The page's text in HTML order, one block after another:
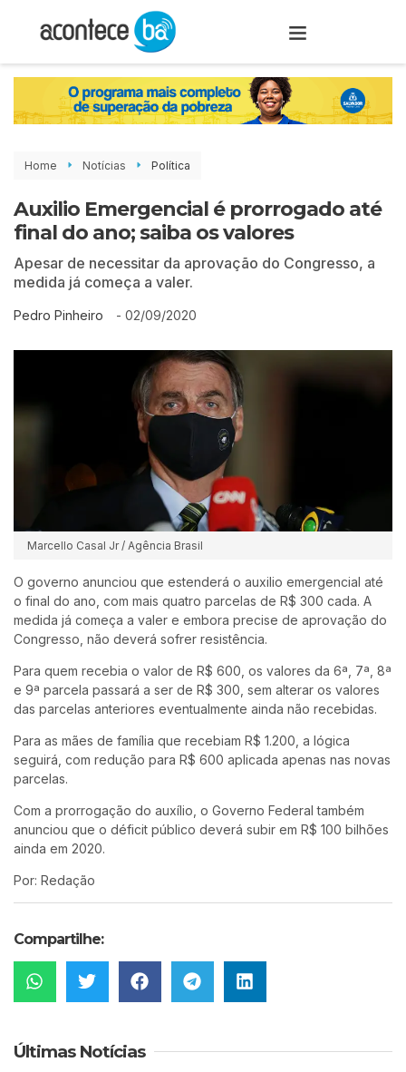
Home Notícias Política
Auxilio Emergencial é prorrogado até
final do ano; saiba os valores
Apesar de necessitar da aprovação do Congresso, a
medida já começa a valer.
Pedro Pinheiro - 02/09/2020
Marcello Casal Jr / Agência Brasil
O governo anunciou que estenderá o auxilio emergencial até
o final do ano, com mais quatro parcelas de R$ 300 cada. A
medida já começa a valer e embora precise de aprovação do
Congresso, não deverá sofrer resistência.
Para quem recebia o valor de R$ 600, os valores da 6ª, 7ª, 8ª
e 9ª parcela passará a ser de R$ 300, sem alterar os valores
das parcelas anteriores eventualmente ainda não recebidas.
Para as mães de família que recebiam R$ 1.200, a lógica
seguirá, com redução para R$ 600 aplicada apenas nas novas
parcelas.
Com a prorrogação do auxílio, o Governo Federal também
anunciou que o déficit público deverá subir em R$ 100 bilhões
ainda em 2020.
Por: Redação
Compartilhe:
Últimas Notícias